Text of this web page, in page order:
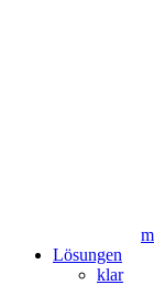
Lösungen
klar